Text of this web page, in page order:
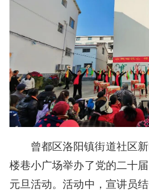
曾都区洛阳镇街道社区
楼巷小广场举办了党的二十
元旦活动。活动中，宣讲员